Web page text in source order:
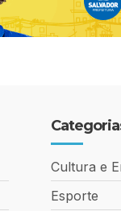
Cultura e
Esporte